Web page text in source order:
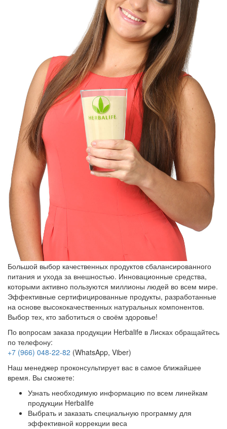
Большой выбор качественных продуктов сбалансированного
питания и ухода за внешностью. Инновационные средства,
которыми активно пользуются миллионы людей во всем мире.
Эффективные сертифицированные продукты, разработанные
на основе высококачественных натуральных компонентов.
Выбор тех, кто заботиться о своём здоровье!
По вопросам заказа продукции Herbalife в Лисках обращайтесь
по телефону:
+7 (966) 048-22-82 (WhatsApp, Viber)
Наш менеджер проконсультирует вас в самое ближайшее
время. Вы сможете:
Узнать необходимую информацию по всем линейкам
продукции Herbalife
Выбрать и заказать специальную программу для
эффективной коррекции веса